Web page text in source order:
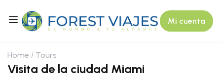
Mi cuenta
Home Tours
Visita de la ciudad Miami